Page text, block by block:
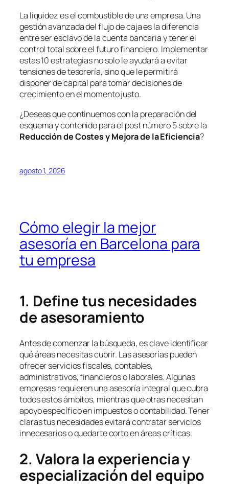
La liquidez es el combustible de una empresa. Una
gestión avanzada del flujo de caja es la diferencia
entre ser esclavo de la cuenta bancaria y tener el
control total sobre el futuro financiero. Implementar
estas 10 estrategias no solo le ayudará a evitar
tensiones de tesorería, sino que le permitirá
disponer de capital para tomar decisiones de
crecimiento en el momento justo.
¿Deseas que continuemos con la preparación del
esquema y contenido para el post número 5 sobre la
Reducción de Costes y Mejora de la Eficiencia?
agosto 1, 2026
Cómo elegir la mejor
asesoría en Barcelona para
tu empresa
1. Define tus necesidades
de asesoramiento
Antes de comenzar la búsqueda, es clave identificar
qué áreas necesitas cubrir. Las asesorías pueden
ofrecer servicios fiscales, contables,
administrativos, financieros o laborales. Algunas
empresas requieren una asesoría integral que cubra
todos estos ámbitos, mientras que otras necesitan
apoyo específico en impuestos o contabilidad. Tener
claras tus necesidades evitará contratar servicios
innecesarios o quedarte corto en áreas críticas.
2. Valora la experiencia y
especialización del equipo